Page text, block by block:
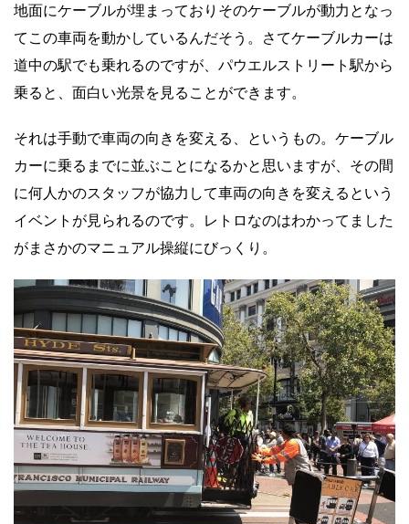
地面にケーブルが埋まっておりそのケーブルが動力となっ
てこの車両を動かしているんだそう。さてケーブルカーは
道中の駅でも乗れるのですが、パウエルストリート駅から
乗ると、面白い光景を見ることができます。
それは手動で車両の向きを変える、というもの。ケーブル
カーに乗るまでに並ぶことになるかと思いますが、その間
に何人かのスタッフが協力して車両の向きを変えるという
イベントが見られるのです。レトロなのはわかってました
がまさかのマニュアル操縦にびっくり。